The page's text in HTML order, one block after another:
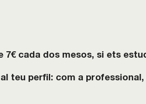
cada dos mesos, si ets
teu perfil: com a